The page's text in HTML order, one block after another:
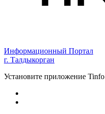
Информационный Портал
г. Талдыкорган
Установите приложение Tinfo